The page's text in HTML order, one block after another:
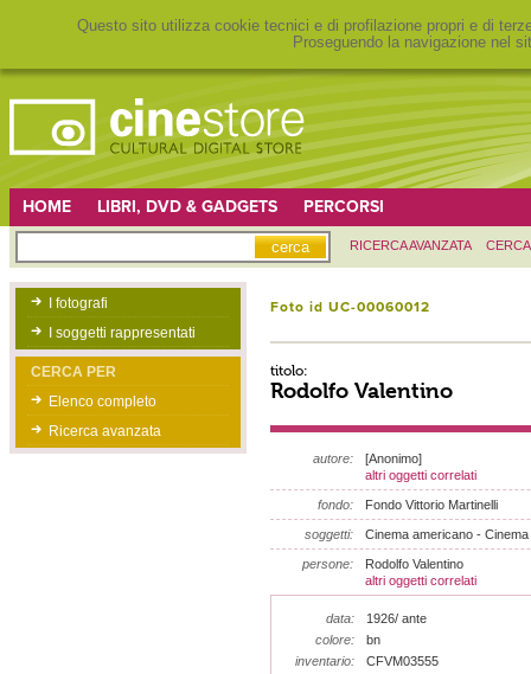
Questo sito utilizza cookie tecnici e di profilazione propri e di
Proseguendo la navigazione nel
HOME LIBRI, DVD & GADGETS PERCORSI
RICERCA AVANZATA
I fotografi
I soggetti rappresentati
CERCA PER
Elenco completo
Ricerca avanzata
Foto id UC-00060012
titolo:
Rodolfo Valentino
autore:
[Anonimo]
altri oggetti correlati
fondo: Fondo Vittorio Martinelli
soggetti: Cinema americano -
persone:
Rodolfo Valentino
altri oggetti correlati
data:
1926/ ante
colore:
bn
inventario:
CFVM03555